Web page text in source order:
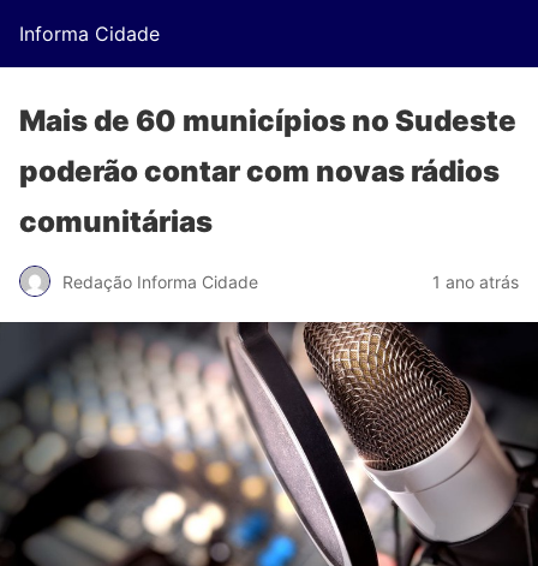
Informa Cidade
Mais de 60 municípios no Sudeste
poderão contar com novas rádios
comunitárias
Redação Informa Cidade 1 ano atrás